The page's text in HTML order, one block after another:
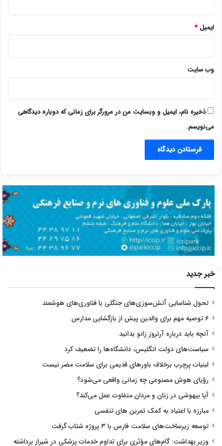
ایمیل*
وب‌ سایت
ذخیره نام، ایمیل و وبسایت من در مرورگر برای زمانی که دوباره دیدگاهی
می‌نویسم.
خبر جدید
تحول شناسایی آتش‌سوزی‌های جنگلی با فناوری‌های هوشمند
۶ توصیه مهم برای والدین پیش از بازگشایی مدارس
آنچه باید درباره آرتروز زانو بدانید
سیاست‌های دولت انگلیس، دانشگاه‌ها را تضعیف کرد
لبنیات پرچرب برخلاف باورهای قدیمی برای سلامت مضر نیست
رؤیای هوش مصنوعی چه زمانی واقعی می‌شود؟
آیا بیهوشی در زنان و مردان متفاوت عمل می‌کند؟
مبارزه با اعتیاد به کمک تمرین های تنفسی
توسعه زیرساخت‌های سلامت فارس با ۳ پروژه شتاب گرفت
وزیر بهداشت: گام‌های مؤثری برای تداوم خدمات پزشکی در شیراز برداشته